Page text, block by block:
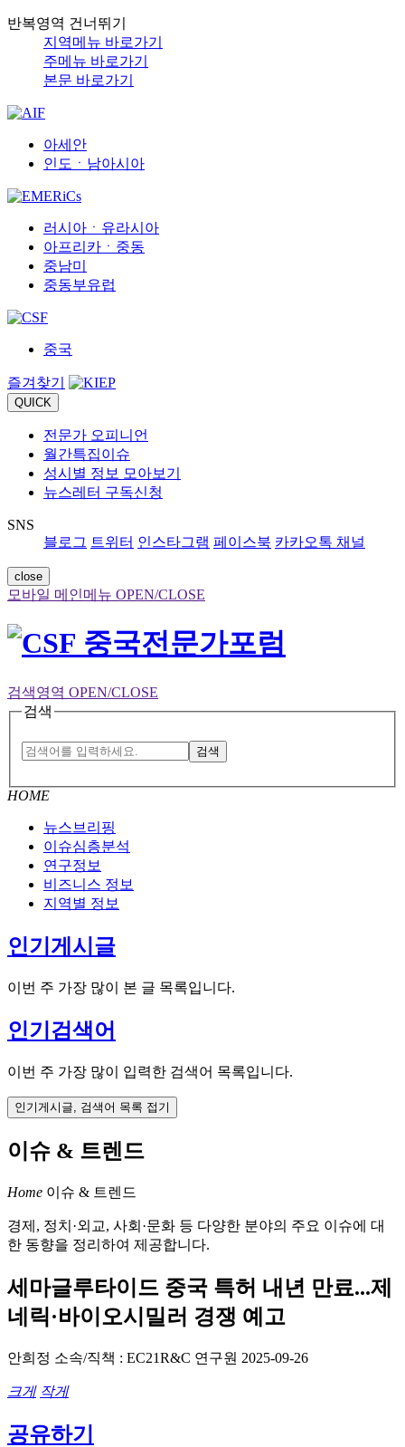
반복영역 건너뛰기
지역메뉴 바로가기
주메뉴 바로가기
본문 바로가기
아세안
인도ㆍ남아시아
러시아ㆍ유라시아
아프리카ㆍ중동
중남미
중동부유럽
중국
즐겨찾기
QUICK
전문가 오피니언
월간특집이슈
성시별 정보 모아보기
뉴스레터 구독신청
SNS
블로그 트위터 인스타그램 페이스북 카카오톡 채널
close
모바일 메인메뉴 OPEN/CLOSE
검색영역 OPEN/CLOSE
검색
검색
HOME
뉴스브리핑
이슈심층분석
연구정보
비즈니스 정보
지역별 정보
인기게시글
이번 주 가장 많이 본 글 목록입니다.
인기검색어
이번 주 가장 많이 입력한 검색어 목록입니다.
인기게시글, 검색어 목록 접기
이슈 & 트렌드
Home 이슈 & 트렌드
경제, 정치·외교, 사회·문화 등 다양한 분야의 주요 이슈에 대
한 동향을 정리하여 제공합니다.
세마글루타이드 중국 특허 내년 만료...제
네릭·바이오시밀러 경쟁 예고
안희정 소속/직책 : EC21R&C 연구원 2025-09-26
크게 작게
공유하기